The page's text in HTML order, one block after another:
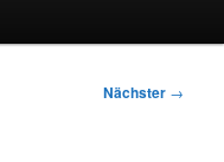
Nächster →